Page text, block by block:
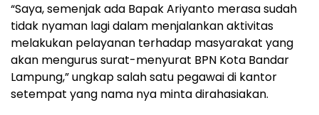
“Saya, semenjak ada Bapak Ariyanto merasa sudah
tidak nyaman lagi dalam menjalankan aktivitas
melakukan pelayanan terhadap masyarakat yang
akan mengurus surat-menyurat BPN Kota Bandar
Lampung,” ungkap salah satu pegawai di kantor
setempat yang nama nya minta dirahasiakan.